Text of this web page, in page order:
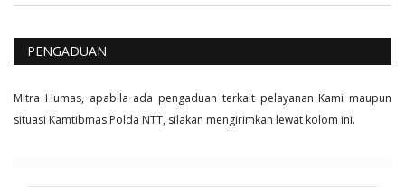
PENGADUAN
Mitra Humas, apabila ada pengaduan terkait pelayanan Kami maupun
situasi Kamtibmas Polda NTT, silakan mengirimkan lewat kolom ini.